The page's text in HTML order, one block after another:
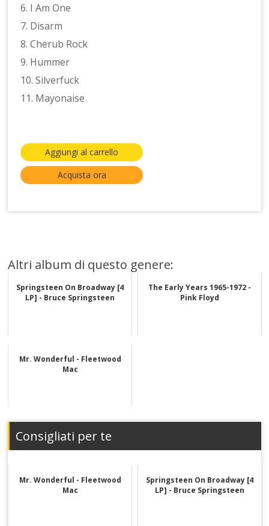
6. I Am One
7. Disarm
8. Cherub Rock
9. Hummer
10. Silverfuck
11. Mayonaise
Aggiungi al carrello
Acquista ora
Altri album di questo genere:
Springsteen On Broadway [4
LP] - Bruce Springsteen
The Early Years 1965-1972 -
Pink Floyd
Mr. Wonderful - Fleetwood
Mac
Consigliati per te
Mr. Wonderful - Fleetwood
Mac
Springsteen On Broadway [4
LP] - Bruce Springsteen